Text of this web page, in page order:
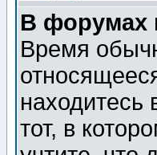
В форумах
Время
находитесь
тот, в